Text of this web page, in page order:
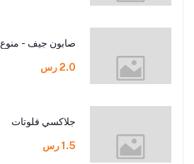
صابون جيف - منوع
2.0 رس
جلاكسي فلوتات
1.5 رس